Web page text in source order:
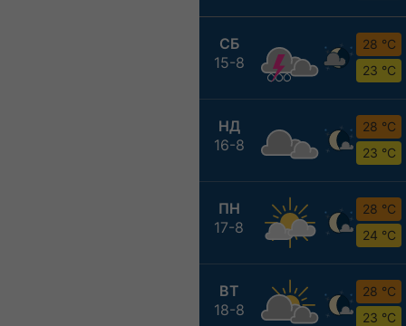
СБ
15-8
28 °C
23 °C
НД
16-8
28 °C
23 °C
ПН
17-8
28 °C
24 °C
ВТ
18-8
28 °C
23 °C